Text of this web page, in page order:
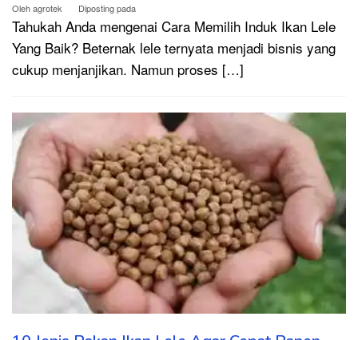
Olehagrotek Diposting pada
Tahukah Anda mengenai Cara Memilih Induk Ikan Lele
Yang Baik? Beternak lele ternyata menjadi bisnis yang
cukup menjanjikan. Namun proses […]